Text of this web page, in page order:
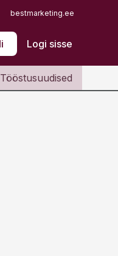
bestmarketing.ee
Logi sisse